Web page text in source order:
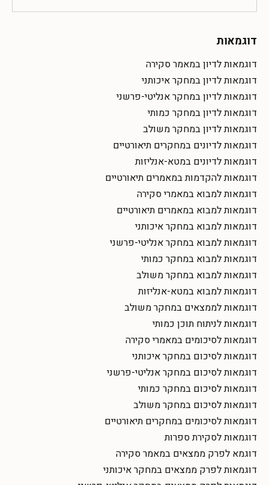
דוגמאות
דוגמאות לדיון במאמר סקירה
דוגמאות לדיון במחקר איכותני
דוגמאות לדיון במחקר אנליטי-פרשני
דוגמאות לדיון במחקר כמותי
דוגמאות לדיון במחקר משולב
דוגמאות לדיונים במחקרים תיאורטיים
דוגמאות לדיונים במטא-אנליזות
דוגמאות להקדמות במאמרים תיאורטיים
דוגמאות למבוא במאמרי סקירה
דוגמאות למבוא במאמרים תיאורטיים
דוגמאות למבוא במחקר איכותני
דוגמאות למבוא במחקר אנליטי-פרשני
דוגמאות למבוא במחקר כמותי
דוגמאות למבוא במחקר משולב
דוגמאות למבוא במטא-אנליזות
דוגמאות לממצאים במחקר משולב
דוגמאות לניתוח תוכן כמותי
דוגמאות לסיכומים במאמרי סקירה
דוגמאות לסיכום במחקר איכותני
דוגמאות לסיכום במחקר אנליטי-פרשני
דוגמאות לסיכום במחקר כמותי
דוגמאות לסיכום במחקר משולב
דוגמאות לסיכומים במחקרים תיאורטיים
דוגמאות לסקירת ספרות
דוגמא לפרק ממצאים במאמר סקירה
דוגמאות לפרק ממצאים במחקר איכותני